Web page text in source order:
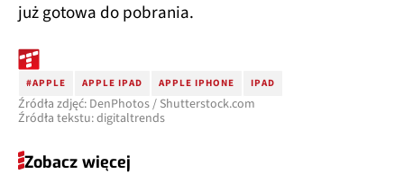
już gotowa do pobrania.
#APPLE APPLE IPAD APPLE IPHONE IPAD
Źródła zdjęć: DenPhotos / Shutterstock.com
Źródła tekstu: digitaltrends
Zobacz więcej